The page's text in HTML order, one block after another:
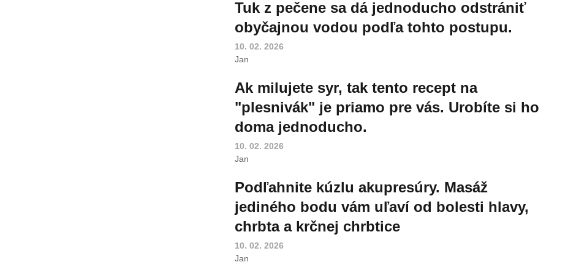
Tuk z pečene sa dá jednoducho odstrániť
obyčajnou vodou podľa tohto postupu.
10. 02. 2026
Jan
Ak milujete syr, tak tento recept na
"plesnivák" je priamo pre vás. Urobíte si ho
doma jednoducho.
10. 02. 2026
Jan
Podľahnite kúzlu akupresúry. Masáž
jediného bodu vám uľaví od bolesti hlavy,
chrbta a krčnej chrbtice
10. 02. 2026
Jan